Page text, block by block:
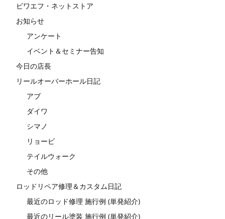
ビワエフ・ネットストア
お知らせ
アンケート
イベント＆セミナー告知
今日の店長
リールオーバーホール日記
アブ
ダイワ
シマノ
リョービ
テイルウォーク
その他
ロッドリペア修理＆カスタム日記
最近のロッド修理 施行例 (単発紹介)
最近のリール塗装 施行例 (単発紹介)